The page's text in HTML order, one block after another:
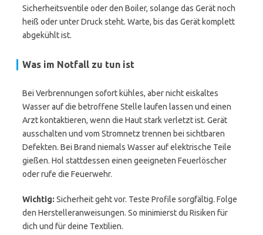
Sicherheitsventile oder den Boiler, solange das Gerät noch
heiß oder unter Druck steht. Warte, bis das Gerät komplett
abgekühlt ist.
Was im Notfall zu tun ist
Bei Verbrennungen sofort kühles, aber nicht eiskaltes
Wasser auf die betroffene Stelle laufen lassen und einen
Arzt kontaktieren, wenn die Haut stark verletzt ist. Gerät
ausschalten und vom Stromnetz trennen bei sichtbaren
Defekten. Bei Brand niemals Wasser auf elektrische Teile
gießen. Hol stattdessen einen geeigneten Feuerlöscher
oder rufe die Feuerwehr.
Wichtig: Sicherheit geht vor. Teste Profile sorgfältig. Folge
den Herstelleranweisungen. So minimierst du Risiken für
dich und für deine Textilien.